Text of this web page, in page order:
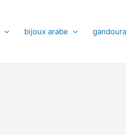
bijoux arabe gandoura